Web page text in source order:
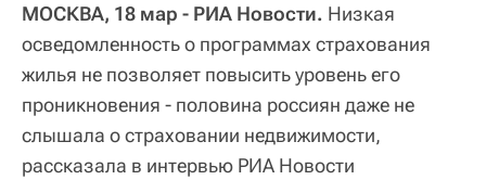
МОСКВА, 18 мар - РИА Новости. Низкая
осведомленность о программах страхования
жилья не позволяет повысить уровень его
проникновения - половина россиян даже не
слышала о страховании недвижимости,
рассказала в интервью РИА Новости